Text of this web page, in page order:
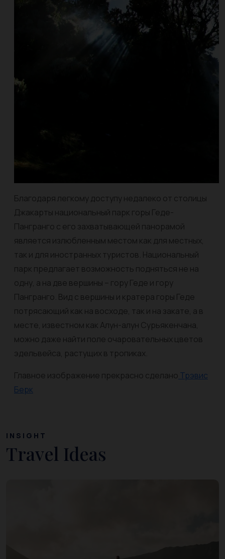
Благодаря легкому доступу недалеко от столицы
Джакарты национальный парк горы Геде-
Пангранго с его захватывающей панорамой
является излюбленным местом как для местных,
так и для иностранных туристов. Национальный
парк предлагает возможность подняться не на
одну, а на две вершины – гору Геде и гору
Пангранго. Вид с вершины и кратера горы Геде
потрясающий как на восходе, так и на закате, а в
месте, известном как Алун-алун Сурьякенчана,
можно даже найти поле очаровательных цветов
эдельвейса, растущих в тропиках.
Главное изображение прекрасно сделано Трэвис
Берк
INSIGHT
Travel Ideas